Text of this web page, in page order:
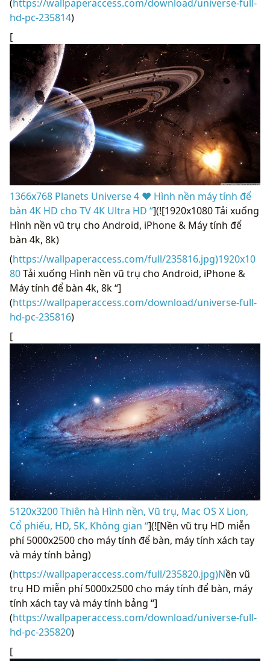
(https://wallpaperaccess.com/download/universe-full-
hd-pc-235814)
[
1366x768 Planets Universe 4 ❤ Hình nền máy tính để
bàn 4K HD cho TV 4K Ultra HD “](![1920x1080 Tải xuống
Hình nền vũ trụ cho Android, iPhone & Máy tính để
bàn 4k, 8k)
(https://wallpaperaccess.com/full/235816.jpg)1920x10
80Tải xuống Hình nền vũ trụ cho Android, iPhone &
Máy tính để bàn 4k, 8k “]
(https://wallpaperaccess.com/download/universe-full-
hd-pc-235816)
[
5120x3200 Thiên hà Hình nền, Vũ trụ, Mac OS X Lion,
Cổ phiếu, HD, 5K, Không gian “](![Nền vũ trụ HD miễn
phí 5000x2500 cho máy tính để bàn, máy tính xách tay
và máy tính bảng)
(https://wallpaperaccess.com/full/235820.jpg)Nền vũ
trụ HD miễn phí 5000x2500 cho máy tính để bàn, máy
tính xách tay và máy tính bảng “]
(https://wallpaperaccess.com/download/universe-full-
hd-pc-235820)
[